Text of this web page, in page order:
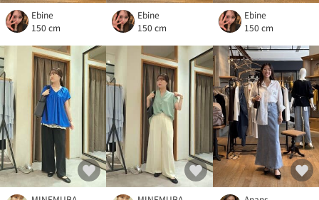
Ebine
150 cm
Ebine
150 cm
Ebine
150 cm